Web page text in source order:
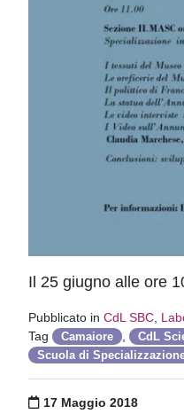
Il 25 giugno alle ore
Pubblicato in CdL SBC
Tag
Camaiore CdL
Scuola di
Pubblicato il
17 Maggio 2018